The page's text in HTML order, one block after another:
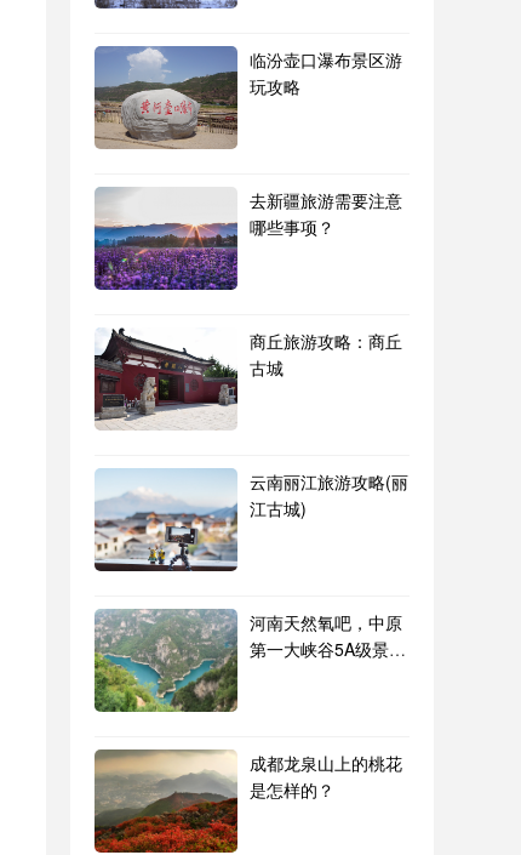
临汾壶口瀑布景区游
玩攻略
去新疆旅游需要注意
哪些事项？
商丘旅游攻略：商丘
古城
云南丽江旅游攻略(丽
江古城)
河南天然氧吧，中原
第一大峡谷5A级景区
成都龙泉山上的桃花
是怎样的？